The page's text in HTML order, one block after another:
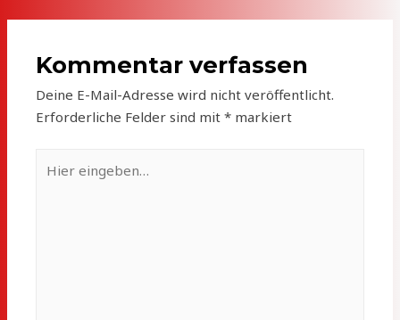
Kommentar verfassen
Deine E-Mail-Adresse wird nicht veröffentlicht.
Erforderliche Felder sind mit* markiert
eingeben…